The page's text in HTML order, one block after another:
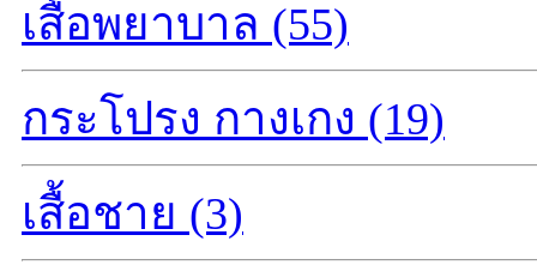
เสื้อพยาบาล (55)
กระโปรง กางเกง (19)
เสื้อชาย (3)